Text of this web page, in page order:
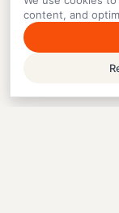
content, and